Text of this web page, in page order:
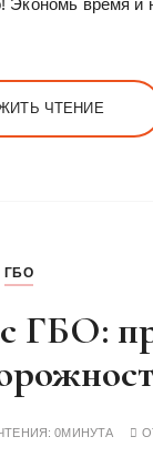
Экономь время и
ЧТЕНИЕ
ГБО
ГБО:
0МИНУТА